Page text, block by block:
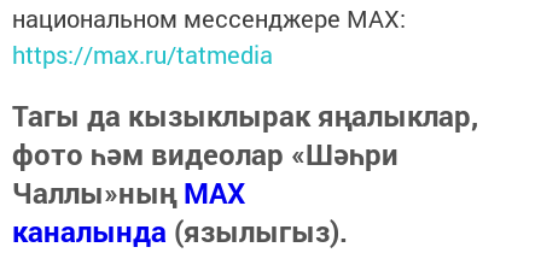
национальном мессенджере MАХ:
https://max.ru/tatmedia
Тагы да кызыклырак яңалыклар,
фото һәм видеолар «Шәһри
Чаллы»ныңMAX
каналында (язылыгыз).